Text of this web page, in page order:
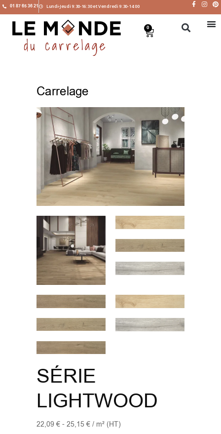
01 87 65 36 21 Lundi-Jeudi 9:30-16:30 et Vendredi 9:30-14:00
0
Carrelage
SÉRIE
LIGHTWOOD
22,09 € - 25,15 € / m² (HT)